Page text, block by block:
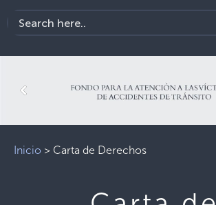
Previous
Inicio > Carta de Derechos